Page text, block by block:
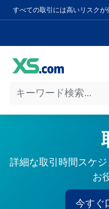
すべての取引には高いリスクが
詳細な取引時間スケ
お
今すぐ